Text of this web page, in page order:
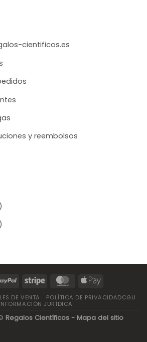
cientificos.es
y reembolsos
DE VENTA
POLÍTICA DE PRIVACIDADCGU
INFORMACIÓN JURÍDICA
Regalos Científicos - Mapa del sitio